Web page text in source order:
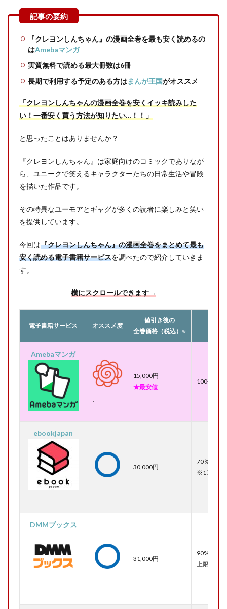
『クレヨンしんちゃん』の漫画全巻を最も安く読めるの
はAmebaマンガ
実質無料で読める最大冊数は6冊
長期で利用する予定のある方はまんが王国がオススメ
「クレヨンしんちゃんの漫画全巻を安くイッキ読みした
い！一番安く買う方法が知りたい…！！」
と思ったことはありませんか？
『クレヨンしんちゃん』は家庭向けのコミックでありなが
ら、ユニークで笑えるキャラクターたちの日常生活や冒険
を描いた作品です。
その特異なユーモアとギャグが多くの読者に楽しみと笑い
を提供しています。
今回は『クレヨンしんちゃん』の漫画全巻をまとめて最も
安く読める電子書籍サービスを調べたので紹介していきま
す。
横にスクロールできます→
電子書籍サービス オススメ度
値引き後の
全巻価格（税込）
※
Amebaマンガ
、
15,000円
★最安値
100冊ま
ebookjapan
30,000円
70％OFF
※1回の割
DMMブックス
31,000円
90%OFF
上限2,000